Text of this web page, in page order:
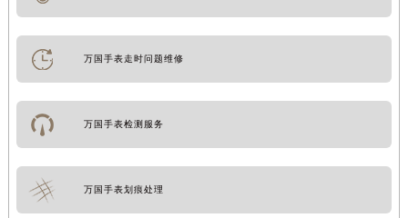
万国手表走时问题维修
万国手表检测服务
万国手表划痕处理